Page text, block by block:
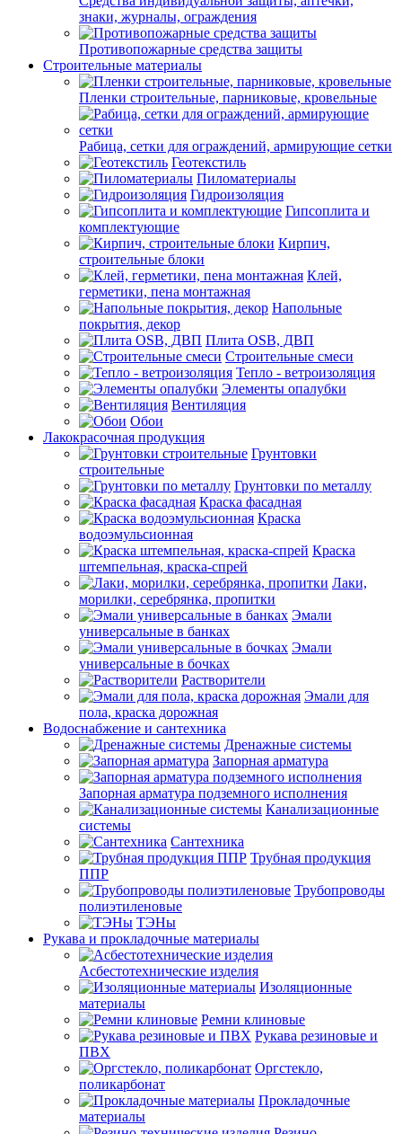
знаки, журналы, ограждения
Противопожарные средства защиты
Строительные материалы
Пленки строительные, парниковые, кровельные
Рабица, сетки для ограждений, армирующие сетки
Геотекстиль
Пиломатериалы
Гидроизоляция
Гипсоплита и
комплектующие
Кирпич,
строительные блоки
Клей,
герметики, пена монтажная
Напольные
покрытия, декор
Плита OSB, ДВП
Строительные смеси
Тепло - ветроизоляция
Элементы опалубки
Вентиляция
Обои
Лакокрасочная продукция
Грунтовки
строительные
Грунтовки по металлу
Краска фасадная
Краска
водоэмульсионная
Краска
штемпельная, краска-спрей
Лаки,
морилки, серебрянка, пропитки
Эмали
универсальные в банках
Эмали
универсальные в бочках
Растворители
Эмали для
пола, краска дорожная
Водоснабжение и сантехника
Дренажные системы
Запорная арматура
Запорная арматура подземного исполнения
Канализационные
системы
Сантехника
Трубная продукция
ППР
Трубопроводы
полиэтиленовые
ТЭНы
Рукава и прокладочные материалы
Асбестотехнические изделия
Изоляционные
материалы
Ремни клиновые
Рукава резиновые и
ПВХ
Оргстекло,
поликарбонат
Прокладочные
материалы